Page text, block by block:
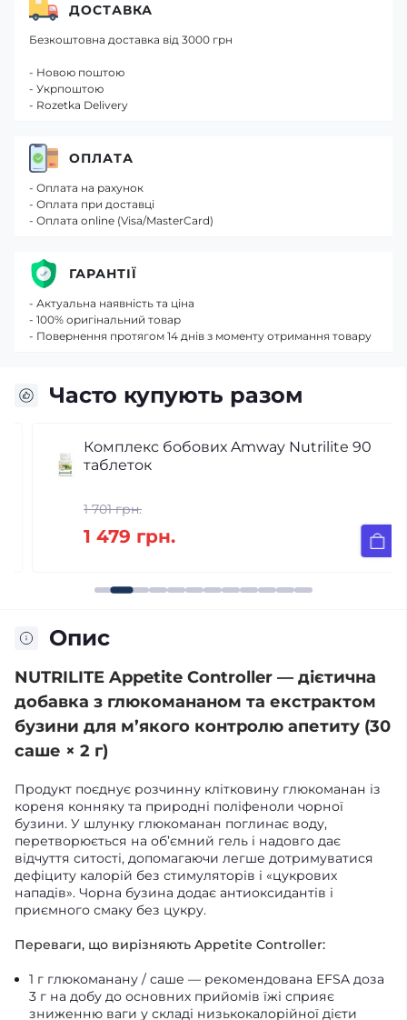
Часто купують разом
Комплекс бобових Amway Nutrilite 90
таблеток
1 701 грн.
1 479 грн.
Опис
NUTRILITE Appetite Controller — дієтична
добавка з глюкомананом та екстрактом
бузини для м’якого контролю апетиту (30
саше × 2 г)
Продукт поєднує розчинну клітковину глюкоманан із
кореня конняку та природні поліфеноли чорної
бузини. У шлунку глюкоманан поглинає воду,
перетворюється на об’ємний гель і надовго дає
відчуття ситості, допомагаючи легше дотримуватися
дефіциту калорій без стимуляторів і «цукрових
нападів». Чорна бузина додає антиоксидантів і
приємного смаку без цукру.
Переваги, що вирізняють Appetite Controller:
1 г глюкоманану / саше — рекомендована EFSA доза
3 г на добу до основних прийомів їжі сприяє
зниженню ваги у складі низькокалорійної дієти
ДОСТАВКА
Безкоштовна доставка від 3000 грн
- Новою поштою
- Укрпоштою
- Rozetka Delivery
ОПЛАТА
- Оплата на рахунок
- Оплата при доставці
- Оплата online (Visa/MasterCard)
ГАРАНТІЇ
- Актуальна наявність та ціна
- 100% оригінальний товар
- Повернення протягом 14 днів з моменту отримання товару